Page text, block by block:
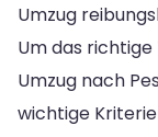
Umzug
Um das
Umzug nach
wichtige